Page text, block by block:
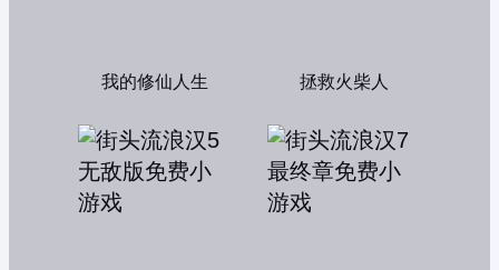
我的修仙人生 拯救火柴人